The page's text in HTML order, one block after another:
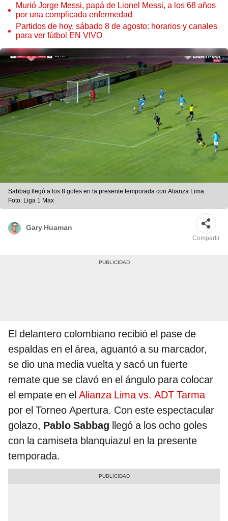
Murió Jorge Messi, papá de Lionel Messi, a los 68 años
por una complicada enfermedad
Partidos de hoy, sábado 8 de agosto: horarios y canales
para ver fútbol EN VIVO
Sabbag llegó a los 8 goles en la presente temporada con Alianza Lima.
Foto: Liga 1 Max
Gary Huaman
Compartir
El delantero colombiano recibió el pase de
espaldas en el área, aguantó a su marcador,
se dio una media vuelta y sacó un fuerte
remate que se clavó en el ángulo para colocar
el empate en el Alianza Lima vs. ADT Tarma
por el Torneo Apertura. Con este espectacular
golazo, Pablo Sabbag llegó a los ocho goles
con la camiseta blanquiazul en la presente
temporada.